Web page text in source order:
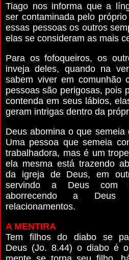
Tiago nos informa que a
ser contaminada pelo
essas pessoas os outros
elas se consideram as mais
Para os fofoqueiros, os
inveja deles, quando na
sabem viver em comunhão
pessoas são perigosas, pois
contenda em seus lábios,
geram intrigas dentro da
Deus abomina o que semeia
Uma pessoa que semeia
trabalhadora, mas é um
ela mesma está trazendo
da igreja de Deus, em
servindo a Deus com
aborrecendo a
relacionamentos.
A MENTIRA
Tem filhos do diabo se
Deus (Jo. 8.44) o diabo é